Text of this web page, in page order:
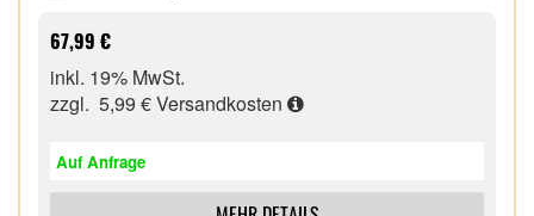
300 Stunden mit LIGHTSPEED Wireless und mehr
als 600 Stunden mit Bluetooth
67,99 €
inkl. 19% MwSt.
zzgl. 5,99 €Versandkosten
Auf Anfrage